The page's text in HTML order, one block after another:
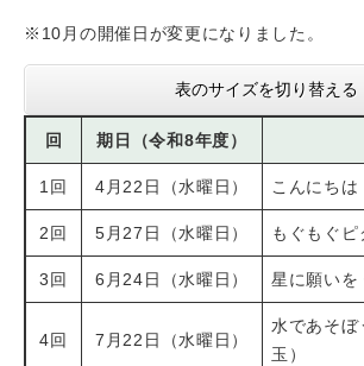
※10月の開催日が変更になりました。
表のサイズを切り替える
回 期日（令和8年度）
1回 4月22日（水曜日） こんにちは
2回 5月27日（水曜日） もぐもぐピ
3回 6月24日（水曜日） 星に願いを
4回 7月22日（水曜日）
水であそぼ
玉）